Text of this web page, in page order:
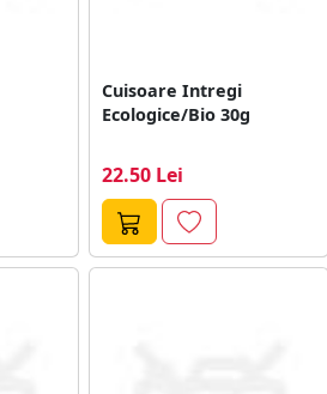
Cuisoare Intregi
Ecologice/Bio 30g
22.50 Lei